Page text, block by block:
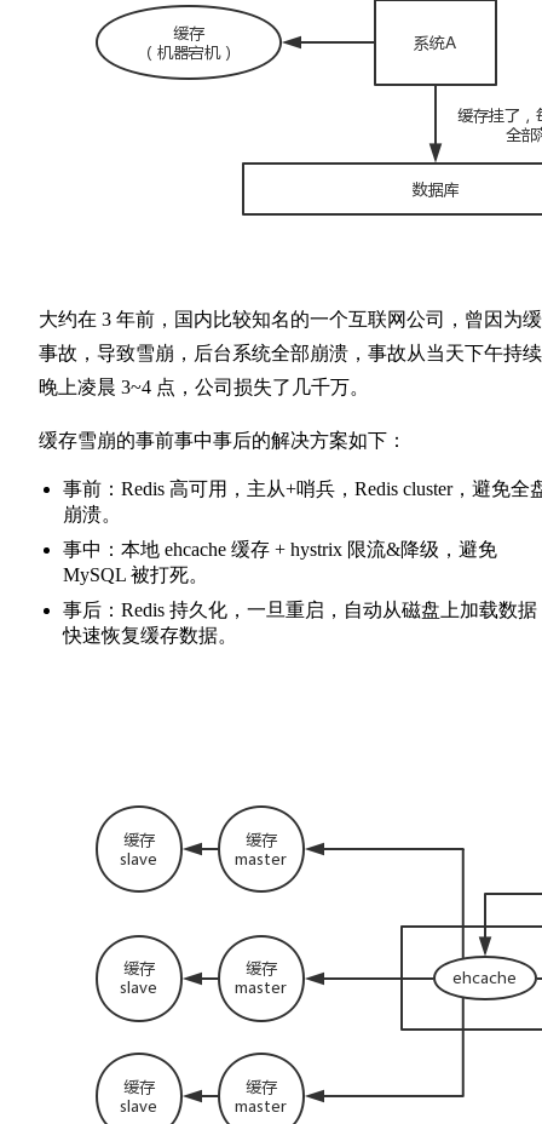
大约在 3 年前，国内比较知名的一个互联网公司，曾因为
事故，导致雪崩，后台系统全部崩溃，事故从当天下午持
晚上凌晨 3~4 点，公司损失了几千万。
缓存雪崩的事前事中事后的解决方案如下：
事前：Redis 高可用，主从+哨兵，Redis cluster，避免全
崩溃。
事中：本地 ehcache 缓存 + hystrix 限流&降级，避免
MySQL 被打死。
事后：Redis 持久化，一旦重启，自动从磁盘上加载数据
快速恢复缓存数据。